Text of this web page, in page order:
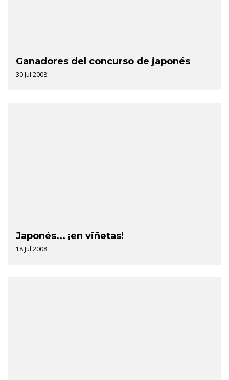
Ganadores del concurso de japonés
30 Jul 2008.
Japonés... ¡en viñetas!
18 Jul 2008.